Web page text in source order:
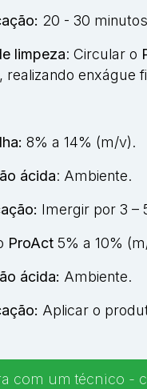
20 - 30
limpeza: Circular o
realizando
8% a 14% (m/v).
ácida: Ambiente.
Imergir por 3 –
ProAct 5% a 10%
ácida: Ambiente.
Aplicar o
com um técnico -